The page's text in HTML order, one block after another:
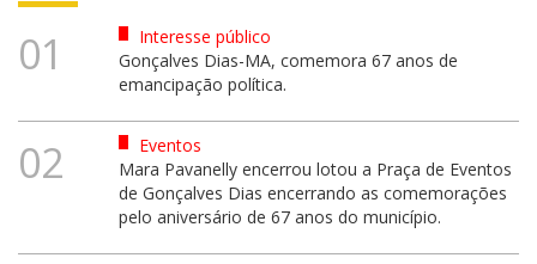
01
Interesse público
Gonçalves Dias-MA, comemora 67 anos de
emancipação política.
02
Eventos
Mara Pavanelly encerrou lotou a Praça de Eventos
de Gonçalves Dias encerrando as comemorações
pelo aniversário de 67 anos do município.